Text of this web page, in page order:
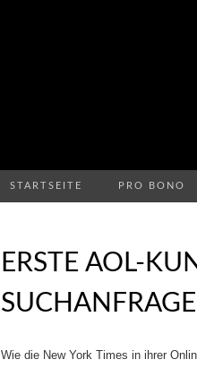
STARTSEITE PRO BONO
ERSTE AOL-
Wie die New York Times in ihrer